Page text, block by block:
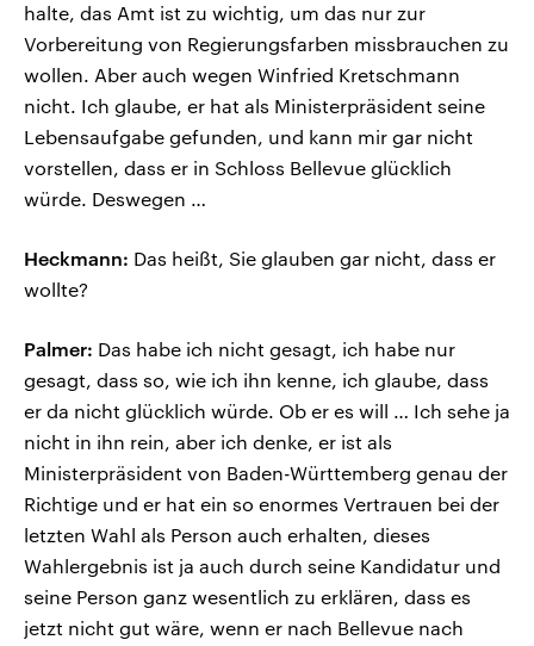
halte, das Amt ist zu wichtig, um das nur zur
Vorbereitung von Regierungsfarben missbrauchen zu
wollen. Aber auch wegen Winfried Kretschmann
nicht. Ich glaube, er hat als Ministerpräsident seine
Lebensaufgabe gefunden, und kann mir gar nicht
vorstellen, dass er in Schloss Bellevue glücklich
würde. Deswegen …
Heckmann: Das heißt, Sie glauben gar nicht, dass er
wollte?
Palmer: Das habe ich nicht gesagt, ich habe nur
gesagt, dass so, wie ich ihn kenne, ich glaube, dass
er da nicht glücklich würde. Ob er es will … Ich sehe ja
nicht in ihn rein, aber ich denke, er ist als
Ministerpräsident von Baden-Württemberg genau der
Richtige und er hat ein so enormes Vertrauen bei der
letzten Wahl als Person auch erhalten, dieses
Wahlergebnis ist ja auch durch seine Kandidatur und
seine Person ganz wesentlich zu erklären, dass es
jetzt nicht gut wäre, wenn er nach Bellevue nach